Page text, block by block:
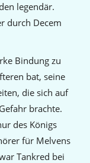
legendär.
durch Decem
Bindung zu
bat, seine
die sich auf
brachte.
des Königs
für Melvens
Tankred bei